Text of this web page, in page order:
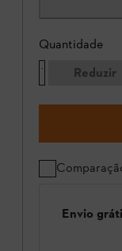
Quantidade
Reduzir
Envio